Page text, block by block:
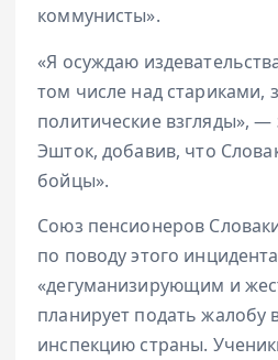
коммунисты».
«Я осуждаю
том числе над стариками,
политические взгляды»,
Эшток, добавив, что
бойцы».
Союз пенсионеров
по поводу этого
«дегуманизирующим и
планирует подать жалобу
инспекцию страны.